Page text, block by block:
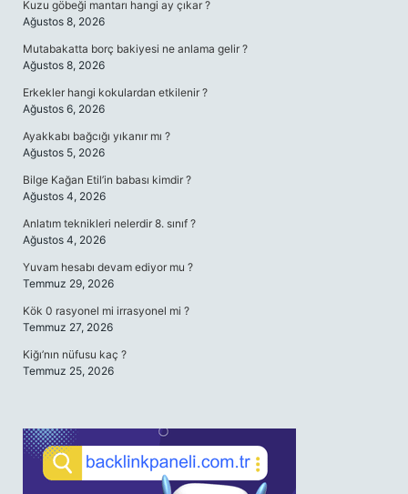
Kuzu göbeği mantarı hangi ay çıkar ?
Ağustos 8, 2026
Mutabakatta borç bakiyesi ne anlama gelir ?
Ağustos 8, 2026
Erkekler hangi kokulardan etkilenir ?
Ağustos 6, 2026
Ayakkabı bağcığı yıkanır mı ?
Ağustos 5, 2026
Bilge Kağan Etil’in babası kimdir ?
Ağustos 4, 2026
Anlatım teknikleri nelerdir 8. sınıf ?
Ağustos 4, 2026
Yuvam hesabı devam ediyor mu ?
Temmuz 29, 2026
Kök 0 rasyonel mi irrasyonel mi ?
Temmuz 27, 2026
Kiğı’nın nüfusu kaç ?
Temmuz 25, 2026